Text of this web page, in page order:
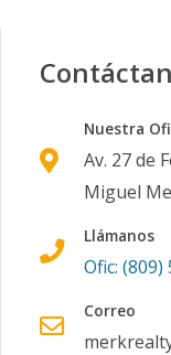
Nuestra
Av. 27 de
Miguel
Llámanos
Ofic:
Correo